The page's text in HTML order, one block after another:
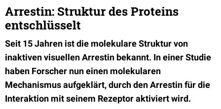
Arrestin: Struktur des Proteins
entschlüsselt
Seit 15 Jahren ist die molekulare Struktur von
inaktiven visuellen Arrestin bekannt. In einer Studie
haben Forscher nun einen molekularen
Mechanismus aufgeklärt, durch den Arrestin für die
Interaktion mit seinem Rezeptor aktiviert wird.